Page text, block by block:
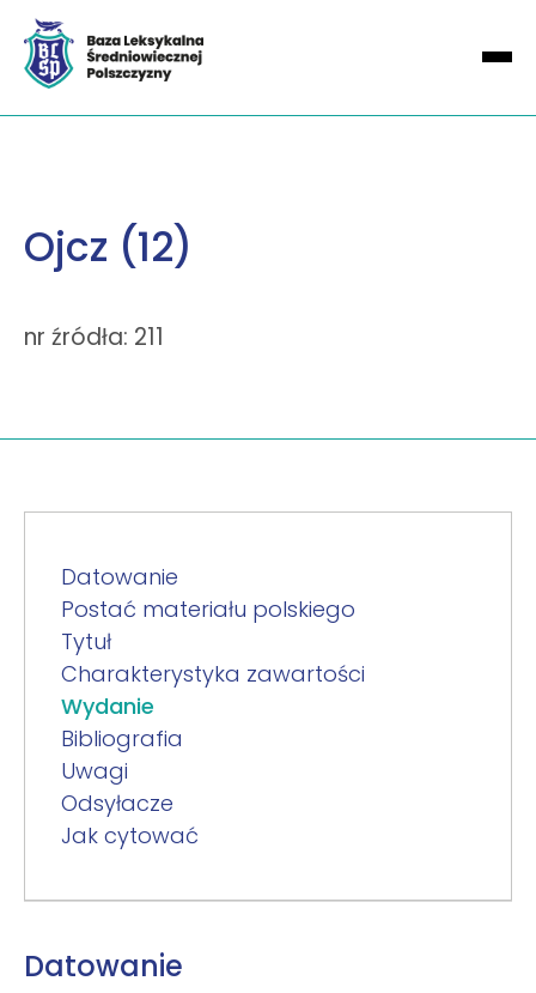
Ojcz (12)
nr źródła: 211
Datowanie
Postać materiału polskiego
Tytuł
Charakterystyka zawartości
Wydanie
Bibliografia
Uwagi
Odsyłacze
Jak cytować
Datowanie